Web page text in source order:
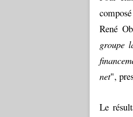
René
groupe
net",
Le